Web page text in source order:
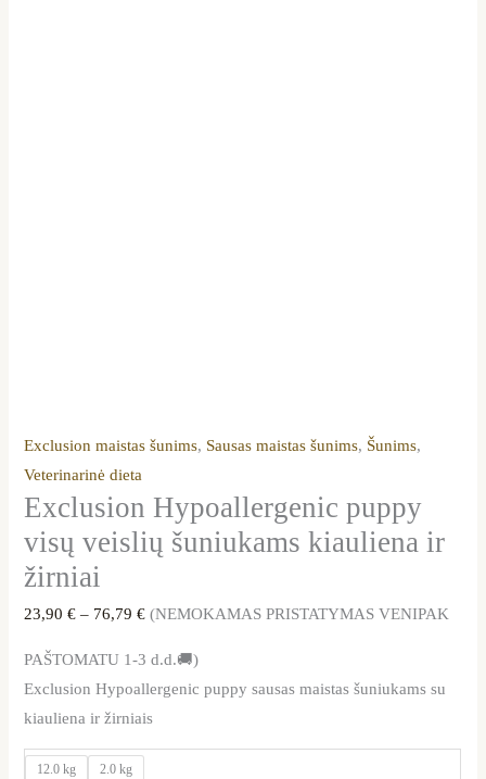
Exclusion maistas šunims, Sausas maistas šunims, Šunims,
Veterinarinė dieta
Exclusion Hypoallergenic puppy
visų veislių šuniukams kiauliena ir
žirniai
23,90€ – 76,79€ (NEMOKAMAS PRISTATYMAS VENIPAK
PAŠTOMATU 1-3 d.d.🚚)
Exclusion Hypoallergenic puppy sausas maistas šuniukams su
kiauliena ir žirniais
12.0 kg 2.0 kg